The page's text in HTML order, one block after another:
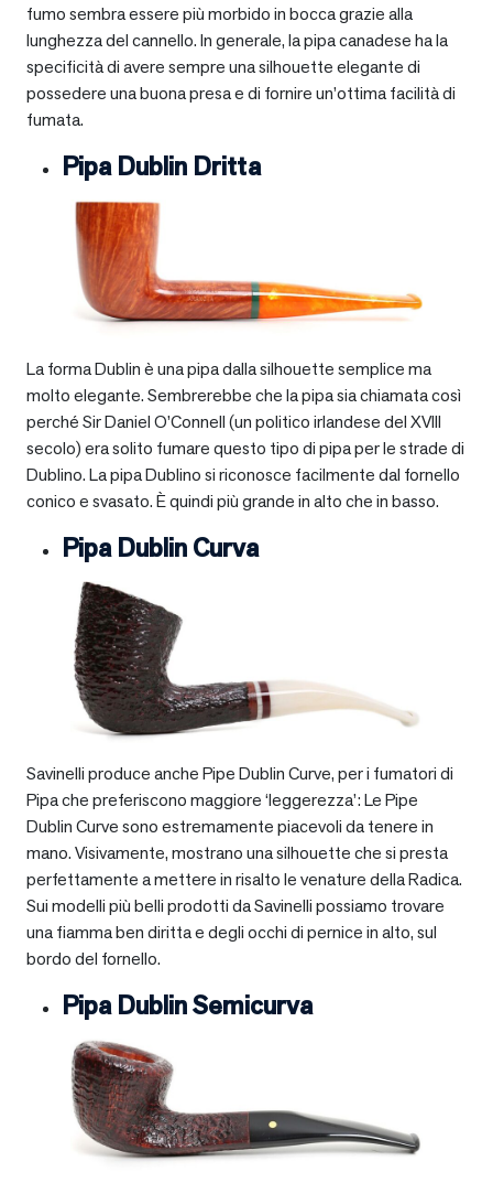
fumo sembra essere più morbido in bocca grazie alla
lunghezza del cannello. In generale, la pipa canadese ha la
specificità di avere sempre una silhouette elegante di
possedere una buona presa e di fornire un’ottima facilità di
fumata.
Pipa Dublin Dritta
La forma Dublin è una pipa dalla silhouette semplice ma
molto elegante. Sembrerebbe che la pipa sia chiamata così
perché Sir Daniel O’Connell (un politico irlandese del XVIII
secolo) era solito fumare questo tipo di pipa per le strade di
Dublino. La pipa Dublino si riconosce facilmente dal fornello
conico e svasato. È quindi più grande in alto che in basso.
Pipa Dublin Curva
Savinelli produce anche Pipe Dublin Curve, per i fumatori di
Pipa che preferiscono maggiore ‘leggerezza’: Le Pipe
Dublin Curve sono estremamente piacevoli da tenere in
mano. Visivamente, mostrano una silhouette che si presta
perfettamente a mettere in risalto le venature della Radica.
Sui modelli più belli prodotti da Savinelli possiamo trovare
una fiamma ben diritta e degli occhi di pernice in alto, sul
bordo del fornello.
Pipa Dublin Semicurva